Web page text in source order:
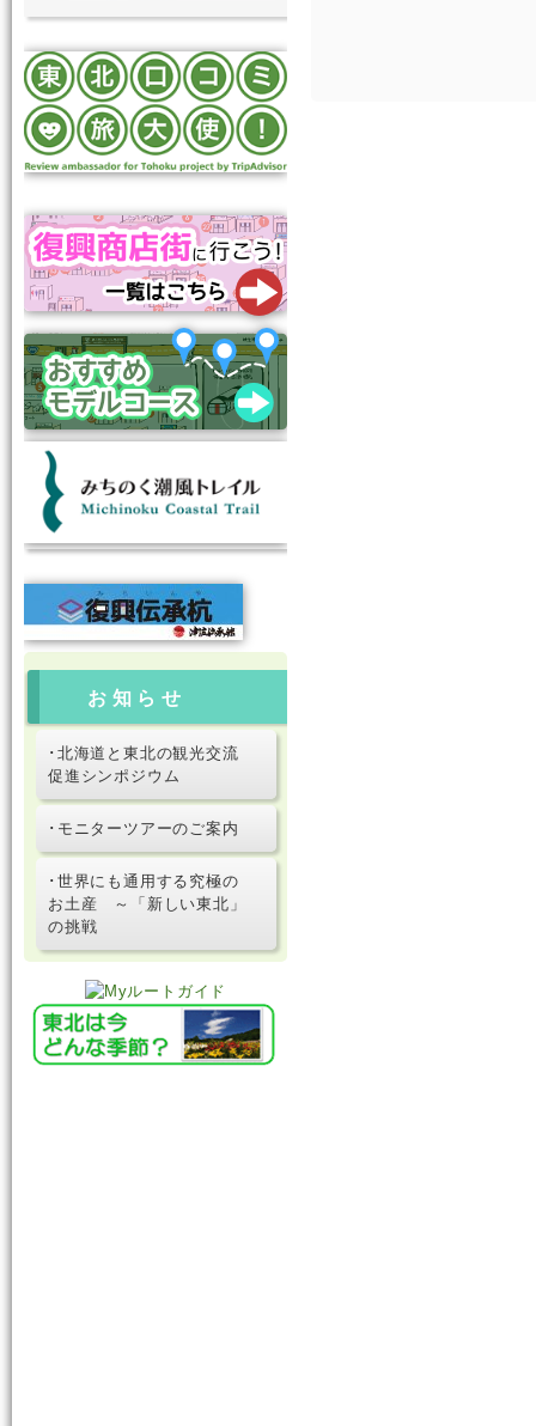
お知らせ
･北海道と東北の観光交流
促進シンポジウム
･モニターツアーのご案内
･世界にも通用する究極の
お土産 ～「新しい東北」
の挑戦